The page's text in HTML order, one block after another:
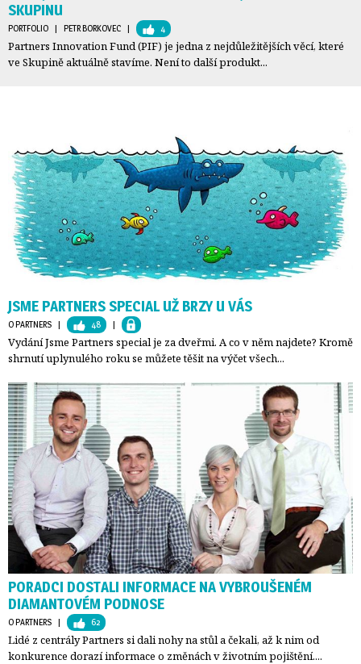
SKUPINU
PORTFOLIO | PETR BORKOVEC | 4
Partners Innovation Fund (PIF) je jedna z nejdůležitějších věcí, které
ve Skupině aktuálně stavíme. Není to další produkt...
JSME PARTNERS SPECIAL UŽ BRZY U VÁS
O PARTNERS | 48 |
Vydání Jsme Partners special je za dveřmi. A co v něm najdete? Kromě
shrnutí uplynulého roku se můžete těšit na výčet všech...
PORADCI DOSTALI INFORMACE NA VYBROUŠENÉM
DIAMANTOVÉM PODNOSE
O PARTNERS | 62
Lidé z centrály Partners si dali nohy na stůl a čekali, až k nim od
konkurence dorazí informace o změnách v životním pojištění....